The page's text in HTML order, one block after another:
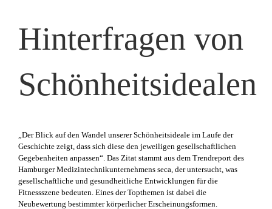
Hinterfragen von
Schönheitsidealen
„Der Blick auf den Wandel unserer Schönheitsideale im Laufe der
Geschichte zeigt, dass sich diese den jeweiligen gesellschaftlichen
Gegebenheiten anpassen“. Das Zitat stammt aus dem Trendreport des
Hamburger Medizintechnikunternehmens seca, der untersucht, was
gesellschaftliche und gesundheitliche Entwicklungen für die
Fitnessszene bedeuten. Eines der Topthemen ist dabei die
Neubewertung bestimmter körperlicher Erscheinungsformen.